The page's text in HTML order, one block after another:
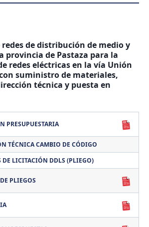
de distribución de medio y
provincia de Pastaza para la
redes eléctricas en la vía Unión
suministro de materiales,
técnica y puesta en
PRESUPUESTARIA
TÉCNICA CAMBIO DE CÓDIGO
DE LICITACIÓN DDLS (PLIEGO)
PLIEGOS